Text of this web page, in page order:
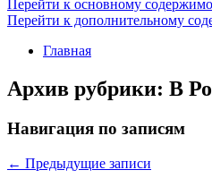
Перейти к основному
Перейти к дополнительному
Главная
Архив рубрики: В
Навигация по записям
← Предыдущие записи